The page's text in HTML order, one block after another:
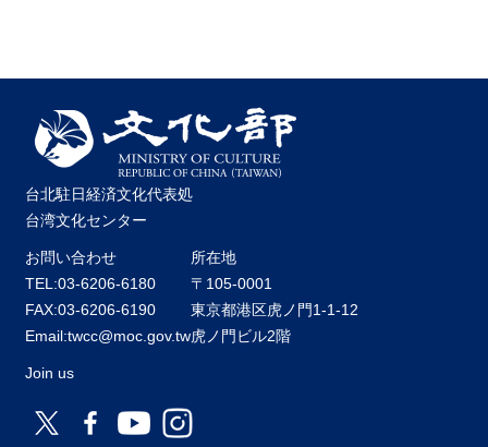
サ
ト
マ
ッ
プ
台北駐日経済文化代表処
台湾文化センター
お問い合わせ
TEL:03-6206-6180
FAX:03-6206-6190
Email:twcc@moc.gov.tw
所在地
〒105-0001
東京都港区虎ノ門1-1-12
虎ノ門ビル2階
Join us